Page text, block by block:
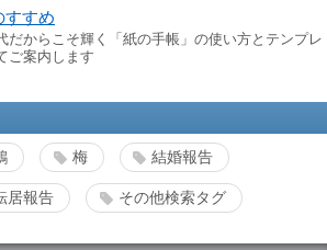
すすめ
だからこそ輝く「紙の手帳」の使い方とテンプレ
ご案内します
梅 結婚報告
居報告 その他検索タグ